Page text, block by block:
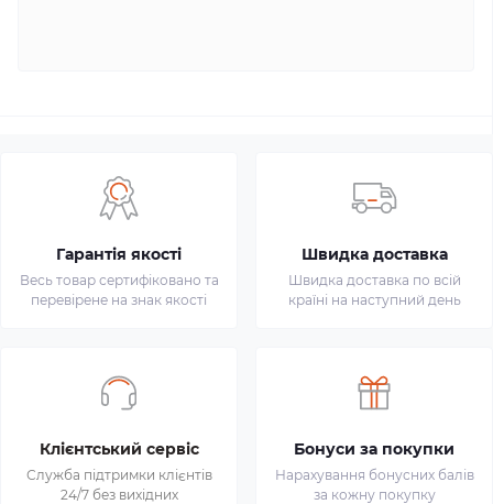
Гарантія якості
Весь товар сертифіковано та
перевірене на знак якості
Швидка доставка
Швидка доставка по всій
країні на наступний день
Клієнтський сервіс
Служба підтримки клієнтів
24/7 без вихідних
Бонуси за покупки
Нарахування бонусних балів
за кожну покупку